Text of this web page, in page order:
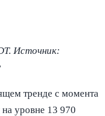
Источник:
тренде с момента
уровне 13 970